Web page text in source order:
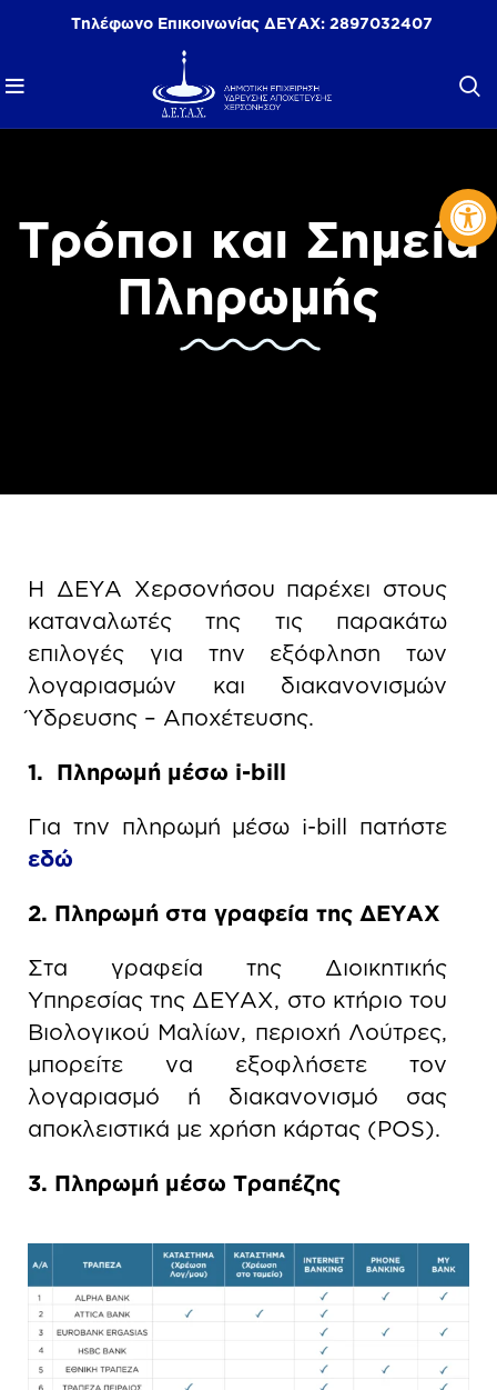
Τηλέφωνο Επικοινωνίας ΔΕΥΑΧ: 2897032407
Τρόποι και Σημεία
Πληρωμής
Η ΔΕΥΑ Χερσονήσου παρέχει στους
καταναλωτές της τις παρακάτω
επιλογές για την εξόφληση των
λογαριασμών και διακανονισμών
Ύδρευσης – Αποχέτευσης.
1. Πληρωμή μέσω i-bill
Για την πληρωμή μέσω i-bill πατήστε
εδώ
2. Πληρωμή στα γραφεία της ΔΕΥΑΧ
Στα γραφεία της Διοικητικής
Υπηρεσίας της ΔΕΥΑΧ, στο κτήριο του
Βιολογικού Μαλίων, περιοχή Λούτρες,
μπορείτε να εξοφλήσετε τον
λογαριασμό ή διακανονισμό σας
αποκλειστικά με χρήση κάρτας (POS).
3. Πληρωμή μέσω Τραπέζης